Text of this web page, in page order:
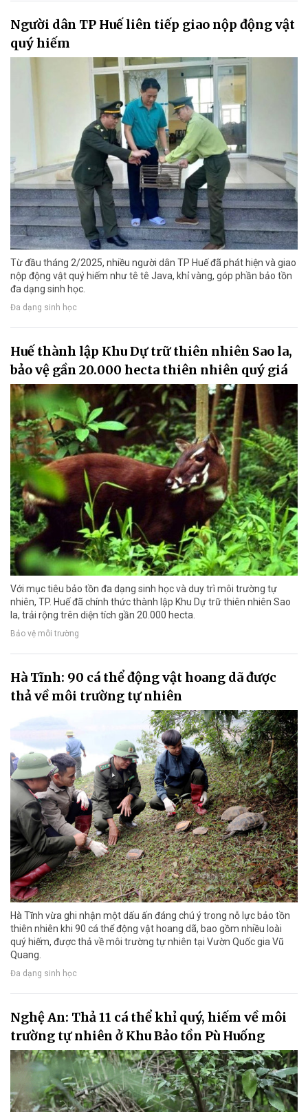
Người dân TP Huế liên tiếp giao nộp động vật
quý hiếm
Từ đầu tháng 2/2025, nhiều người dân TP Huế đã phát hiện và giao
nộp động vật quý hiếm như tê tê Java, khỉ vàng, góp phần bảo tồn
đa dạng sinh học.
Đa dạng sinh học
Huế thành lập Khu Dự trữ thiên nhiên Sao la,
bảo vệ gần 20.000 hecta thiên nhiên quý giá
Với mục tiêu bảo tồn đa dạng sinh học và duy trì môi trường tự
nhiên, TP. Huế đã chính thức thành lập Khu Dự trữ thiên nhiên Sao
la, trải rộng trên diện tích gần 20.000 hecta.
Bảo vệ môi trường
Hà Tĩnh: 90 cá thể động vật hoang dã được
thả về môi trường tự nhiên
Hà Tĩnh vừa ghi nhận một dấu ấn đáng chú ý trong nỗ lực bảo tồn
thiên nhiên khi 90 cá thể động vật hoang dã, bao gồm nhiều loài
quý hiếm, được thả về môi trường tự nhiên tại Vườn Quốc gia Vũ
Quang.
Đa dạng sinh học
Nghệ An: Thả 11 cá thể khỉ quý, hiếm về môi
trường tự nhiên ở Khu Bảo tồn Pù Huống